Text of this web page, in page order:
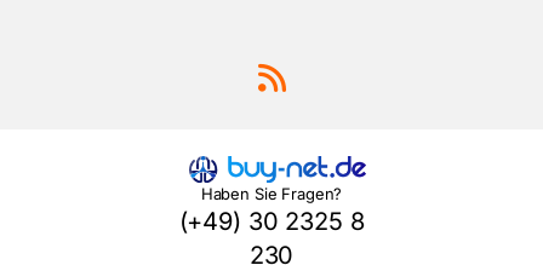
Haben Sie Fragen?
(+49) 30 2325 8
230